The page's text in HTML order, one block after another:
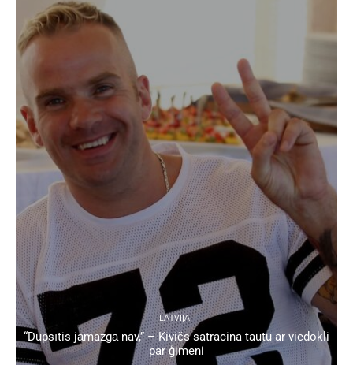
LATVIJA
“Dupsītis jāmazgā nav,” – Kivičs satracina tautu ar viedokli
par ģimeni